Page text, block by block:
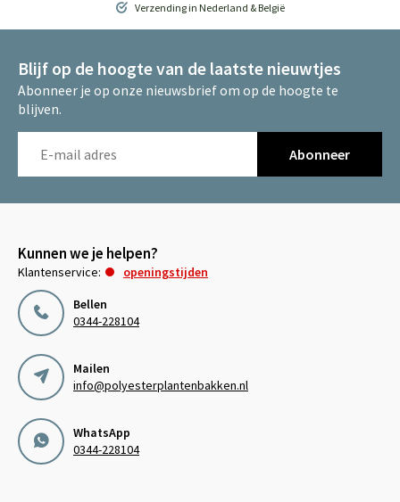
Verzending in Nederland & België
Blijf op de hoogte van de laatste nieuwtjes
Abonneer je op onze nieuwsbrief om op de hoogte te
blijven.
Abonneer
Kunnen we je helpen?
Klantenservice:
openingstijden
Bellen
0344-228104
Mailen
info@polyesterplantenbakken.nl
WhatsApp
0344-228104